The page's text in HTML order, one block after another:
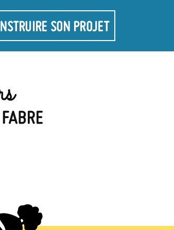
SON PROJET